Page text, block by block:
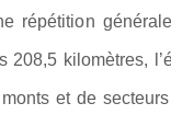
répétition
208,5 kilomètres,
et de